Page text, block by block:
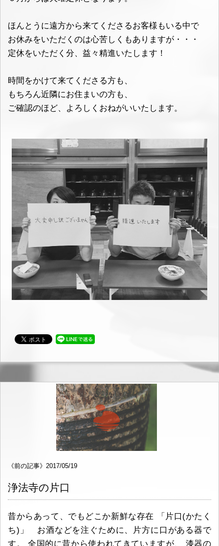
ほんとうに遠方から来てくださるお客様もいる中で
お休みをいただくのは心苦しくもありますが・・・
定休をいただく分、益々精進いたします！
時間をかけて来てくださる方も、
もちろん近隣にお住まいの方も、
ご確認のほど、よろしくおねがいいたします。
《前の記事》2017/05/19
浄法寺の片口
昔からあって、でもどこか新鮮な存在 「片口(かたく
ち)」 お酒などを注ぐために、片方に口がある器で
す。 全国的に昔から使われてきていますが、 漆器の